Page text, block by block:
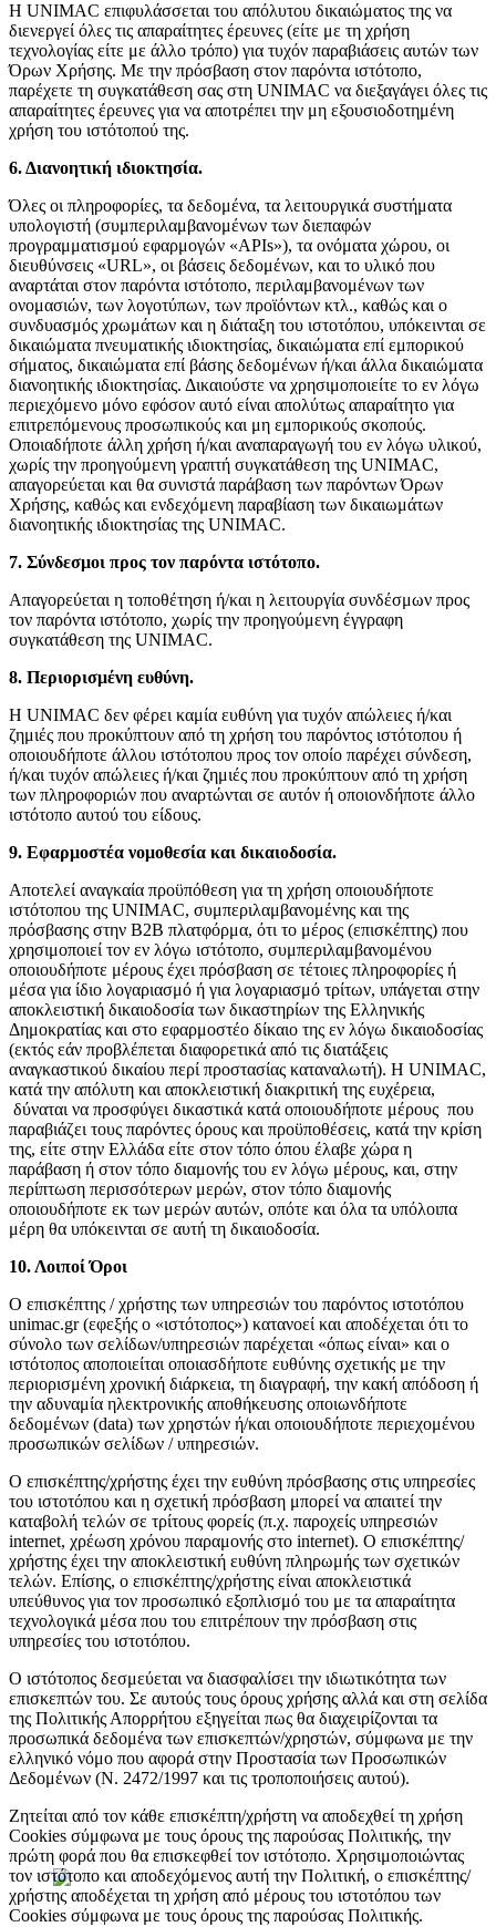
Τεχνική Υποστήριξη
Video
Επεξεργασία Μετάλλου
Πλυστικά & Σκούπες
Η UNIMAC επιφυλάσσεται του απόλυτου δικαιώματος της να
διενεργεί όλες τις απαραίτητες έρευνες (είτε με τη χρήση
τεχνολογίας είτε με άλλο τρόπο) για τυχόν παραβιάσεις αυτών των
Όρων Χρήσης. Με την πρόσβαση στον παρόντα ιστότοπο,
παρέχετε τη συγκατάθεση σας στη UNIMAC να διεξαγάγει όλες τις
απαραίτητες έρευνες για να αποτρέπει την μη εξουσιοδοτημένη
χρήση του ιστότοπού της.
6. Διανοητική ιδιοκτησία.
Όλες οι πληροφορίες, τα δεδομένα, τα λειτουργικά συστήματα
υπολογιστή (συμπεριλαμβανομένων των διεπαφών
προγραμματισμού εφαρμογών «APIs»), τα ονόματα χώρου, οι
διευθύνσεις «URL», οι βάσεις δεδομένων, και το υλικό που
αναρτάται στον παρόντα ιστότοπο, περιλαμβανομένων των
ονομασιών, των λογοτύπων, των προϊόντων κτλ., καθώς και ο
συνδυασμός χρωμάτων και η διάταξη του ιστοτόπου, υπόκεινται σε
δικαιώματα πνευματικής ιδιοκτησίας, δικαιώματα επί εμπορικού
σήματος, δικαιώματα επί βάσης δεδομένων ή/και άλλα δικαιώματα
διανοητικής ιδιοκτησίας. Δικαιούστε να χρησιμοποιείτε το εν λόγω
περιεχόμενο μόνο εφόσον αυτό είναι απολύτως απαραίτητο για
επιτρεπόμενους προσωπικούς και μη εμπορικούς σκοπούς.
Οποιαδήποτε άλλη χρήση ή/και αναπαραγωγή του εν λόγω υλικού,
χωρίς την προηγούμενη γραπτή συγκατάθεση της UNIMAC,
απαγορεύεται και θα συνιστά παράβαση των παρόντων Όρων
Χρήσης, καθώς και ενδεχόμενη παραβίαση των δικαιωμάτων
διανοητικής ιδιοκτησίας της UNIMAC.
7. Σύνδεσμοι προς τον παρόντα ιστότοπο.
Απαγορεύεται η τοποθέτηση ή/και η λειτουργία συνδέσμων προς
τον παρόντα ιστότοπο, χωρίς την προηγούμενη έγγραφη
συγκατάθεση της UNIMAC.
8. Περιορισμένη ευθύνη.
Η UNIMAC δεν φέρει καμία ευθύνη για τυχόν απώλειες ή/και
ζημιές που προκύπτουν από τη χρήση του παρόντος ιστότοπου ή
οποιουδήποτε άλλου ιστότοπου προς τον οποίο παρέχει σύνδεση,
ή/και τυχόν απώλειες ή/και ζημιές που προκύπτουν από τη χρήση
των πληροφοριών που αναρτώνται σε αυτόν ή οποιονδήποτε άλλο
ιστότοπο αυτού του είδους.
9. Εφαρμοστέα νομοθεσία και δικαιοδοσία.
Αποτελεί αναγκαία προϋπόθεση για τη χρήση οποιουδήποτε
ιστότοπου της UNIMAC, συμπεριλαμβανομένης και της
πρόσβασης στην B2Β πλατφόρμα, ότι το μέρος (επισκέπτης) που
χρησιμοποιεί τον εν λόγω ιστότοπο, συμπεριλαμβανομένου
οποιουδήποτε μέρους έχει πρόσβαση σε τέτοιες πληροφορίες ή
μέσα για ίδιο λογαριασμό ή για λογαριασμό τρίτων, υπάγεται στην
αποκλειστική δικαιοδοσία των δικαστηρίων της Ελληνικής
Δημοκρατίας και στο εφαρμοστέο δίκαιο της εν λόγω δικαιοδοσίας
(εκτός εάν προβλέπεται διαφορετικά από τις διατάξεις
αναγκαστικού δικαίου περί προστασίας καταναλωτή). Η UNIMAC,
κατά την απόλυτη και αποκλειστική διακριτική της ευχέρεια,
δύναται να προσφύγει δικαστικά κατά οποιουδήποτε μέρους που
παραβιάζει τους παρόντες όρους και προϋποθέσεις, κατά την κρίση
της, είτε στην Ελλάδα είτε στον τόπο όπου έλαβε χώρα η
παράβαση ή στον τόπο διαμονής του εν λόγω μέρους, και, στην
περίπτωση περισσότερων μερών, στον τόπο διαμονής
οποιουδήποτε εκ των μερών αυτών, οπότε και όλα τα υπόλοιπα
μέρη θα υπόκεινται σε αυτή τη δικαιοδοσία.
10. Λοιποί Όροι
Ο επισκέπτης / χρήστης των υπηρεσιών του παρόντος ιστοτόπου
unimac.gr(εφεξής ο «ιστότοπος») κατανοεί και αποδέχεται ότι το
σύνολο των σελίδων/υπηρεσιών παρέχεται «όπως είναι» και ο
ιστότοπος αποποιείται οποιασδήποτε ευθύνης σχετικής με την
περιορισμένη χρονική διάρκεια, τη διαγραφή, την κακή απόδοση ή
την αδυναμία ηλεκτρονικής αποθήκευσης οποιωνδήποτε
δεδομένων (data) των χρηστών ή/και οποιουδήποτε περιεχομένου
προσωπικών σελίδων / υπηρεσιών.
Ο επισκέπτης/χρήστης έχει την ευθύνη πρόσβασης στις υπηρεσίες
του ιστοτόπου και η σχετική πρόσβαση μπορεί να απαιτεί την
καταβολή τελών σε τρίτους φορείς (π.χ. παροχείς υπηρεσιών
internet, χρέωση χρόνου παραμονής στο internet). Ο επισκέπτης/
χρήστης έχει την αποκλειστική ευθύνη πληρωμής των σχετικών
τελών. Επίσης, ο επισκέπτης/χρήστης είναι αποκλειστικά
υπεύθυνος για τον προσωπικό εξοπλισμό του με τα απαραίτητα
τεχνολογικά μέσα που του επιτρέπουν την πρόσβαση στις
υπηρεσίες του ιστοτόπου.
Ο ιστότοπος δεσμεύεται να διασφαλίσει την ιδιωτικότητα των
επισκεπτών του. Σε αυτούς τους όρους χρήσης αλλά και στη σελίδα
της Πολιτικής Απορρήτου εξηγείται πως θα διαχειρίζονται τα
προσωπικά δεδομένα των επισκεπτών/χρηστών, σύμφωνα με την
ελληνικό νόμο που αφορά στην Προστασία των Προσωπικών
Δεδομένων (Ν. 2472/1997 και τις τροποποιήσεις αυτού).
Ζητείται από τον κάθε επισκέπτη/χρήστη να αποδεχθεί τη χρήση
Cookies σύμφωνα με τους όρους της παρούσας Πολιτικής, την
πρώτη φορά που θα επισκεφθεί τον ιστότοπο. Χρησιμοποιώντας
τον ιστότοπο και αποδεχόμενος αυτή την Πολιτική, ο επισκέπτης/
χρήστης αποδέχεται τη χρήση από μέρους του ιστοτόπου των
Cookies σύμφωνα με τους όρους της παρούσας Πολιτικής.